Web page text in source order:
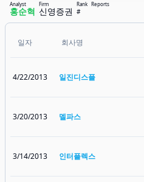
Analyst
홍순혁
Firm
신영증권
Rank
#
Reports
일자 회사명
4/22/2013 일진디스플
3/20/2013 멜파스
3/14/2013 인터플렉스